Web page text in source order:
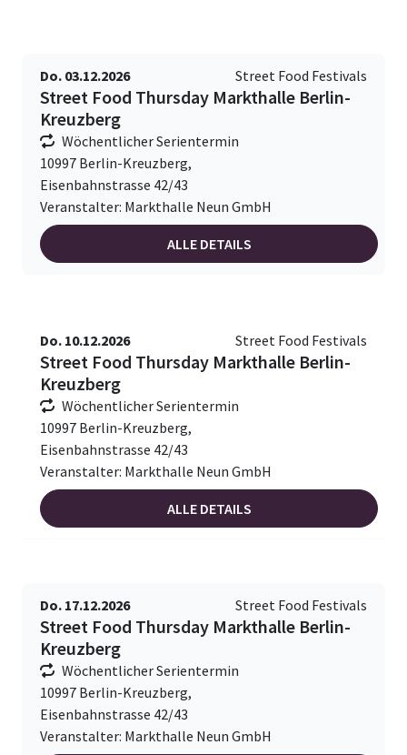
Do. 03.12.2026 Street Food Festivals
Street Food Thursday Markthalle Berlin-
Kreuzberg
Wöchentlicher Serientermin
10997 Berlin-Kreuzberg,
Eisenbahnstrasse 42/43
Veranstalter: Markthalle Neun GmbH
ALLE DETAILS
Do. 10.12.2026 Street Food Festivals
Street Food Thursday Markthalle Berlin-
Kreuzberg
Wöchentlicher Serientermin
10997 Berlin-Kreuzberg,
Eisenbahnstrasse 42/43
Veranstalter: Markthalle Neun GmbH
ALLE DETAILS
Do. 17.12.2026 Street Food Festivals
Street Food Thursday Markthalle Berlin-
Kreuzberg
Wöchentlicher Serientermin
10997 Berlin-Kreuzberg,
Eisenbahnstrasse 42/43
Veranstalter: Markthalle Neun GmbH